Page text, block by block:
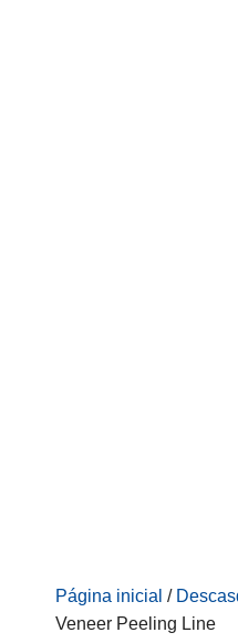
Página inicial /
Veneer Peeling Line